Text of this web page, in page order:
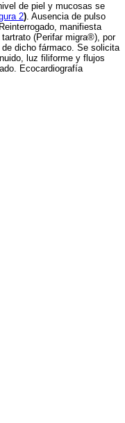
de piel y mucosas se
2). Ausencia de pulso
manifiesta
(Perifar migra®), por
dicho fármaco. Se solicita
luz filiforme y flujos
Ecocardiografía